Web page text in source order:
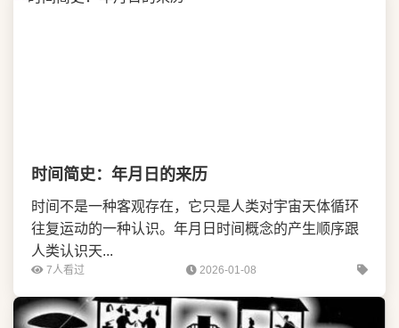
时间简史：年月日的来历
时间不是一种客观存在，它只是人类对宇宙天体循环
往复运动的一种认识。年月日时间概念的产生顺序跟
人类认识天...
7人看过 2026-01-08